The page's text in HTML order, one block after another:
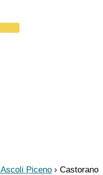
Piceno › Castorano